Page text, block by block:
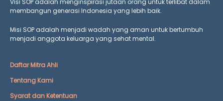
Visi SOP adalah menginspirasi jutaan orang untuk terlibat dalam
membangun generasi Indonesia yang lebih baik.
Misi SOP adalah menjadi wadah yang aman untuk bertumbuh
menjadi anggota keluarga yang sehat mental.
Daftar Mitra Ahli
Tentang Kami
Syarat dan Ketentuan